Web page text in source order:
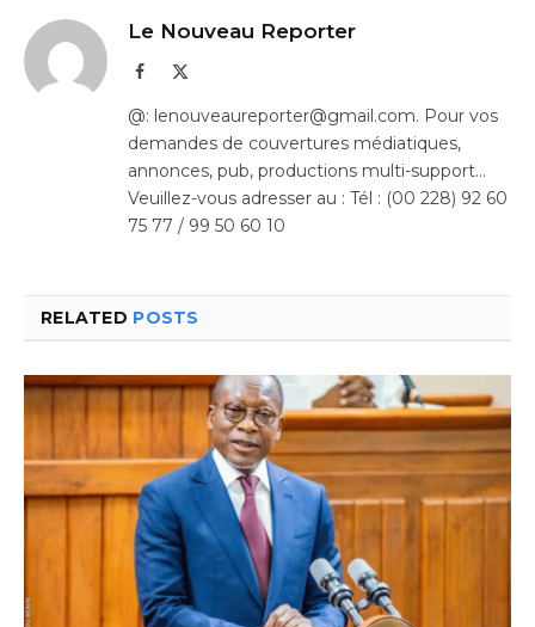
Le Nouveau Reporter
Facebook
@: lenouveaureporter@gmail.com. Pour vos
demandes de couvertures médiatiques,
annonces, pub, productions multi-support…
Veuillez-vous adresser au : Tél : (00 228) 92 60
75 77 / 99 50 60 10
RELATED POSTS